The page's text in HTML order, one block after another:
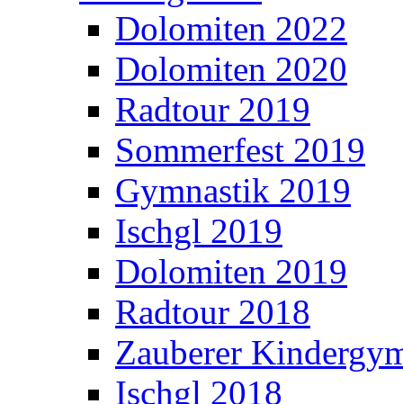
Dolomiten 2022
Dolomiten 2020
Radtour 2019
Sommerfest 2019
Gymnastik 2019
Ischgl 2019
Dolomiten 2019
Radtour 2018
Zauberer
Ischgl 2018